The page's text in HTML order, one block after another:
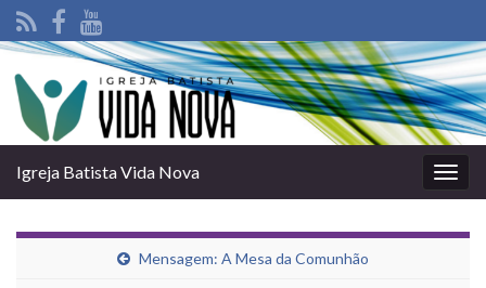
Igreja Batista Vida Nova
Mensagem: A Mesa da Comunhão